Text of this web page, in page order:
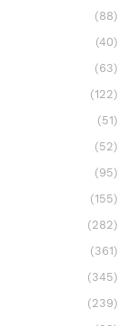
(88)
(40)
(63)
(122)
(51)
(52)
(95)
(155)
(282)
(361)
(345)
(239)